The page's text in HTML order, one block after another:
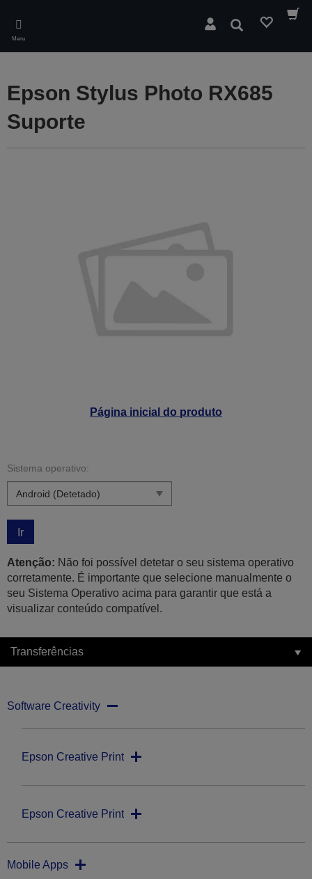
main
content
Menu
Pesquisar
Página inicial do produto
Epson Stylus Photo RX685
Suporte
Sistema operativo:
Ir
Atenção: Não foi possível detetar o seu sistema operativo
corretamente. É importante que selecione manualmente o
seu Sistema Operativo acima para garantir que está a
visualizar conteúdo compatível.
Transferências
Software Creativity
Epson Creative Print
Epson Creative Print
Mobile Apps